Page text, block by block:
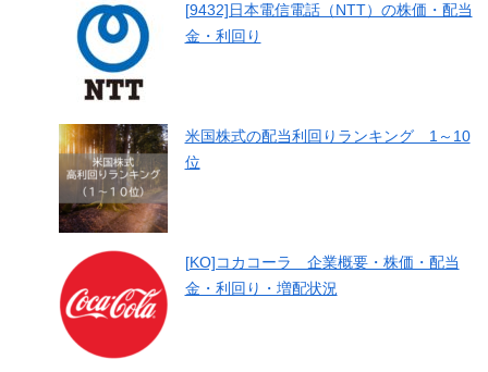
[9432]日本電信電話（NTT）の株価・配当
金・利回り
米国株式の配当利回りランキング 1～10
位
[KO]コカコーラ 企業概要・株価・配当
金・利回り・増配状況